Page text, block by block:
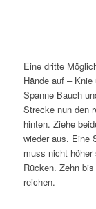
Eine dritte
Hände auf –
Spanne Bauch
Strecke nun den
hinten. Ziehe
wieder aus. Eine
muss nicht
Rücken. Zehn
reichen.